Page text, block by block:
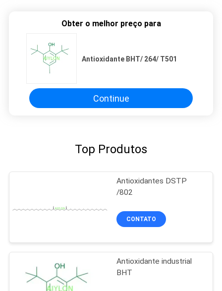
Obter o melhor preço para
Antioxidante BHT/ 264/ T501
Continue
Top Produtos
Antioxidantes DSTP
/802
CONTATO
Antioxidante industrial
BHT